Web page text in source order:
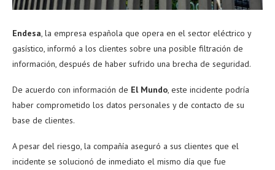
Endesa, la empresa española que opera en el sector eléctrico y
gasístico, informó a los clientes sobre una posible filtración de
información, después de haber sufrido una brecha de seguridad.
De acuerdo con información de El Mundo, este incidente podría
haber comprometido los datos personales y de contacto de su
base de clientes.
A pesar del riesgo, la compañía aseguró a sus clientes que el
incidente se solucionó de inmediato el mismo día que fue